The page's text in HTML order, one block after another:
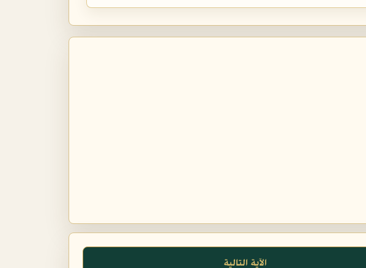
الآية التالية